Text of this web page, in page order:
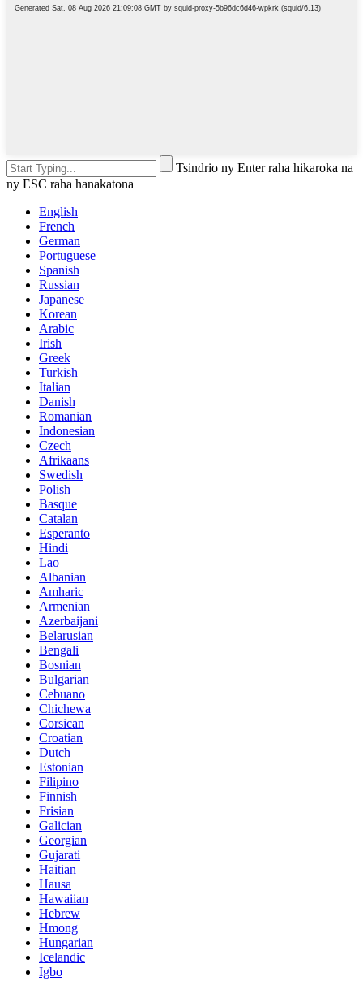
Tsindrio ny Enter raha hikaroka na
ny ESC raha hanakatona
English
French
German
Portuguese
Spanish
Russian
Japanese
Korean
Arabic
Irish
Greek
Turkish
Italian
Danish
Romanian
Indonesian
Czech
Afrikaans
Swedish
Polish
Basque
Catalan
Esperanto
Hindi
Lao
Albanian
Amharic
Armenian
Azerbaijani
Belarusian
Bengali
Bosnian
Bulgarian
Cebuano
Chichewa
Corsican
Croatian
Dutch
Estonian
Filipino
Finnish
Frisian
Galician
Georgian
Gujarati
Haitian
Hausa
Hawaiian
Hebrew
Hmong
Hungarian
Icelandic
Igbo